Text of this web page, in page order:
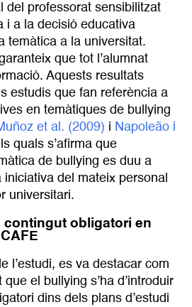
del professorat sensibilitzat
i a la decisió educativa
temàtica a la universitat.
que tot l’alumnat
Aquests resultats
estudis que fan referència a
en temàtiques de bullying
et al. (2009) i Napoleão i
quals s’afirma que
de bullying es duu a
del mateix personal
universitari.
contingut obligatori en
l’estudi, es va destacar com
el bullying s’ha d’introduir
dins dels plans d’estudi